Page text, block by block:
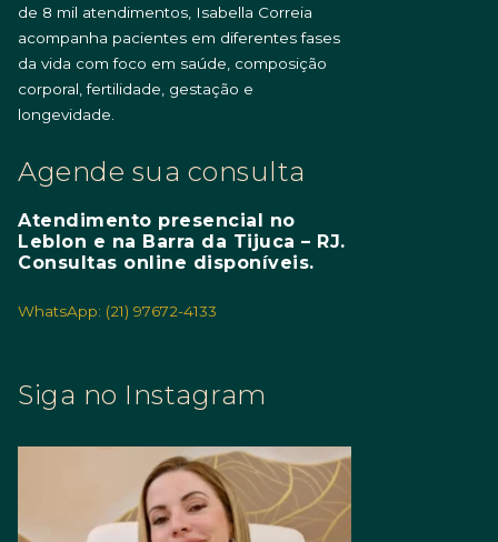
de 8 mil atendimentos, Isabella Correia
acompanha pacientes em diferentes fases
da vida com foco em saúde, composição
corporal, fertilidade, gestação e
longevidade.
Agende sua consulta
Atendimento presencial no
Leblon e na Barra da Tijuca – RJ.
Consultas online disponíveis.
WhatsApp: (21) 97672-4133
Siga no Instagram